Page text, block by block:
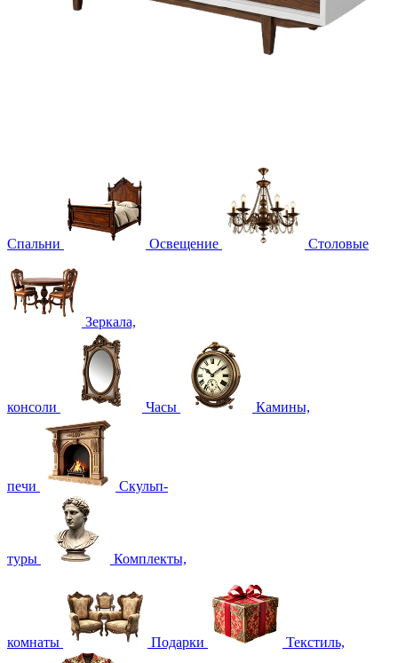
Спальни Освещение Столовые
Зеркала,
консоли Часы Камины,
печи Скульп-
туры Комплекты,
комнаты Подарки Текстиль,